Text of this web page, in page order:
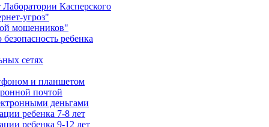
Касперского
угроз"
мошенников"
ребенка
сетях
и планшетом
почтой
деньгами
ребенка 7-8 лет
ребенка 9-12 лет